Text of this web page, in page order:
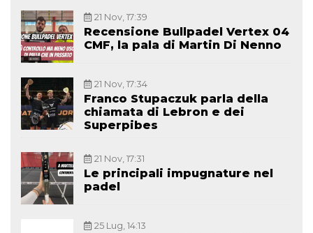
21 Nov, 17:39
Recensione Bullpadel Vertex 04
CMF, la pala di Martin Di Nenno
21 Nov, 17:34
Franco Stupaczuk parla della
chiamata di Lebron e dei
Superpibes
21 Nov, 17:31
Le principali impugnature nel
padel
25 Lug, 14:13